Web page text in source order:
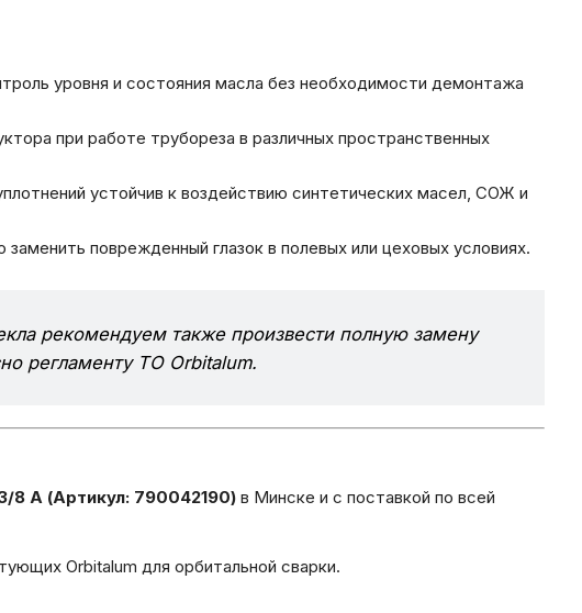
уровня и состояния масла без необходимости демонтажа
при работе трубореза в различных пространственных
устойчив к воздействию синтетических масел, СОЖ и
поврежденный глазок в полевых или цеховых условиях.
рекомендуем также произвести полную замену
регламенту ТО Orbitalum.
8 A (Артикул: 790042190)в Минске и с поставкой по всей
Orbitalum для орбитальной сварки.